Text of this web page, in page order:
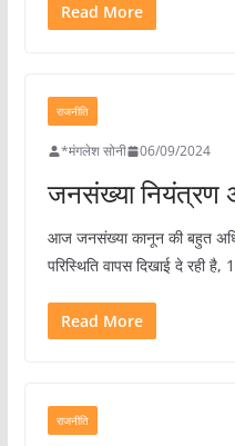
Read More
राजनीति
*मंगलेश सोनी 06/09/2024
जनसंख्या
आज जनसंख्या कानून की बहुत
परिस्थिति वापस दिखाई दे रही है,
Read More
राजनीति